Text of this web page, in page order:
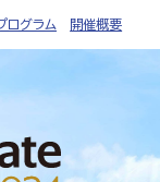
ログラム 開催概要